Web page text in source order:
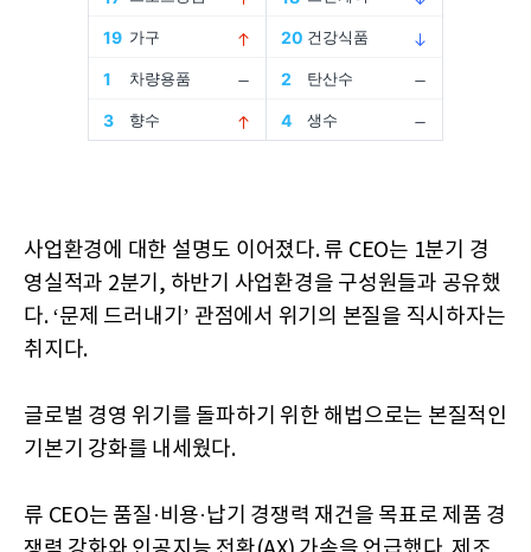
사업환경에 대한 설명도 이어졌다. 류 CEO는 1분기 경
영실적과 2분기, 하반기 사업환경을 구성원들과 공유했
다. ‘문제 드러내기’ 관점에서 위기의 본질을 직시하자는
취지다.
글로벌 경영 위기를 돌파하기 위한 해법으로는 본질적인
기본기 강화를 내세웠다.
류 CEO는 품질·비용·납기 경쟁력 재건을 목표로 제품 경